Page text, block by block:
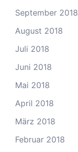
September 2018
August 2018
Juli 2018
Juni 2018
Mai 2018
April 2018
März 2018
Februar 2018